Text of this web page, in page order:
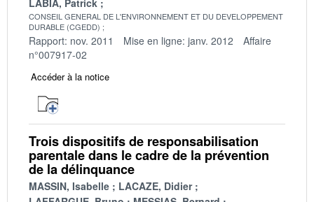
CONSEIL GENERAL DE L'ENVIRONNEMENT ET DU DEVELOPPEMENT
DURABLE (CGEDD)
Rapport: nov. 2011 Mise en ligne: janv. 2012
Affaire
n°007917-02
Accéder à la notice
Trois dispositifs de responsabilisation
parentale dans le cadre de la prévention
de la délinquance
MASSIN, Isabelle
LACAZE, Didier